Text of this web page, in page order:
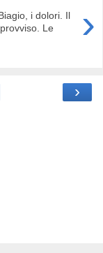
›
i dolori. Il
Le
›